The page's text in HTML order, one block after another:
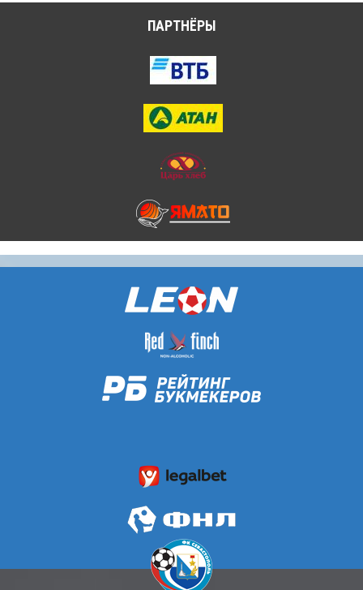
ПАРТНЁРЫ